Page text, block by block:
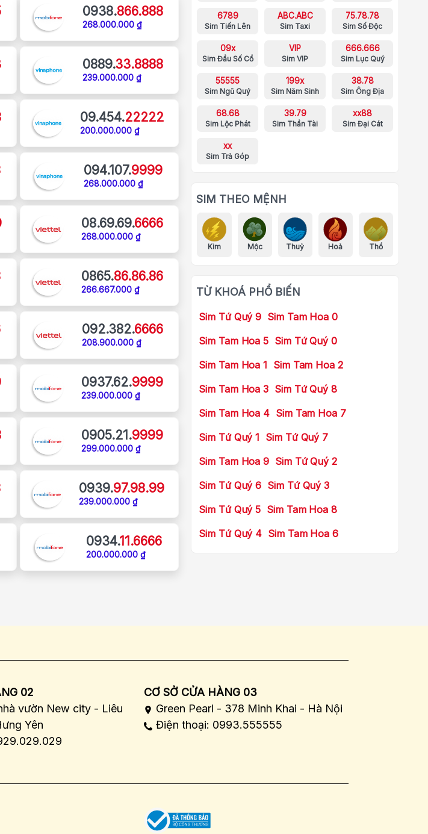
0938.866.888
268.000.000 ₫
0889.33.8888
239.000.000 ₫
09.454.22222
200.000.000 ₫
094.107.9999
268.000.000 ₫
08.69.69.6666
268.000.000 ₫
0865.86.86.86
266.667.000 ₫
092.382.6666
208.900.000 ₫
0937.62.9999
239.000.000 ₫
0905.21.9999
299.000.000 ₫
0939.97.98.99
239.000.000 ₫
0934.11.6666
200.000.000 ₫
6789
Sim Tiến Lên
ABC.ABC
Sim Taxi
75.78.78
Sim Số Độc
09x
Sim Đầu Số Cổ
VIP
Sim VIP
666.666
Sim Lục Quý
55555
Sim Ngũ Quý
199x
Sim Năm Sinh
38.78
Sim Ông Địa
68.68
Sim Lộc Phát
39.79
Sim Thần Tài
xx88
Sim Đại Cát
xx
Sim Trả Góp
SIM THEO MỆNH
Kim Mộc Thuỷ Hoả Thổ
TỪ KHOÁ PHỔ BIẾN
Sim Tứ Quý 9 Sim Tam Hoa 0
Sim Tam Hoa 5 Sim Tứ Quý 0
Sim Tam Hoa 1 Sim Tam Hoa 2
Sim Tam Hoa 3 Sim Tứ Quý 8
Sim Tam Hoa 4 Sim Tam Hoa 7
Sim Tứ Quý 1 Sim Tứ Quý 7
Sim Tam Hoa 9 Sim Tứ Quý 2
Sim Tứ Quý 6 Sim Tứ Quý 3
Sim Tứ Quý 5 Sim Tam Hoa 8
Sim Tứ Quý 4 Sim Tam Hoa 6
02
vườn New city - Liêu
Yên
CƠ SỞ CỬA HÀNG 03
Green Pearl - 378 Minh Khai - Hà Nội
Điện thoại: 0993.555555